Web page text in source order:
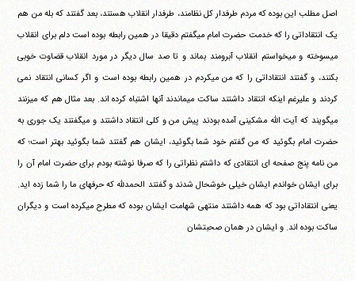
اصل مطلب این بوده که مردم طرفدار کل نظامند، طرفدار انقلاب هستند، بعد گفتند که بله من هم
یک انتقاداتی را که خدمت حضرت امام می‎گفتم دقیقا در همین رابطه بوده است دلم برای انقلاب
می‎سوخته و می‎خواستم انقلاب آبرومند بماند و تا صد سال دیگر در مورد انقلاب قضاوت خوبی
بکنند، و گفتند انتقاداتی را که من می‎کردم در همین رابطه بوده است و اگر کسانی انتقاد نمی
کردند و علیرغم اینکه انتقاد داشتند ساکت می‎ماندند آنها اشتباه کرده اند. بعد مثال هم که می‎زنند
می‎گویند که آیت الله مشکینی آمده بودند پیش من و کلی انتقاد داشتند و می‎گفتند یک جوری به
حضرت امام بگوئید که من گفتم خود شما بگوئید، ایشان هم گفتند شما بگوئید بهتر است؛ که
من نامه پنج صفحه ای انتقادی که داشتم نظراتی را که صرفا نوشته بودم برای حضرت امام آن را
برای ایشان خواندم ایشان خیلی خوشحال شدند و گفتند الحمدلله که حرفهای ما را شما زده اید.
یعنی انتقاداتی بود که همه داشتند منتهی شهامت ایشان بوده که مطرح می‎کرده است و دیگران
ساکت بوده اند. و ایشان در همان صحبتشان